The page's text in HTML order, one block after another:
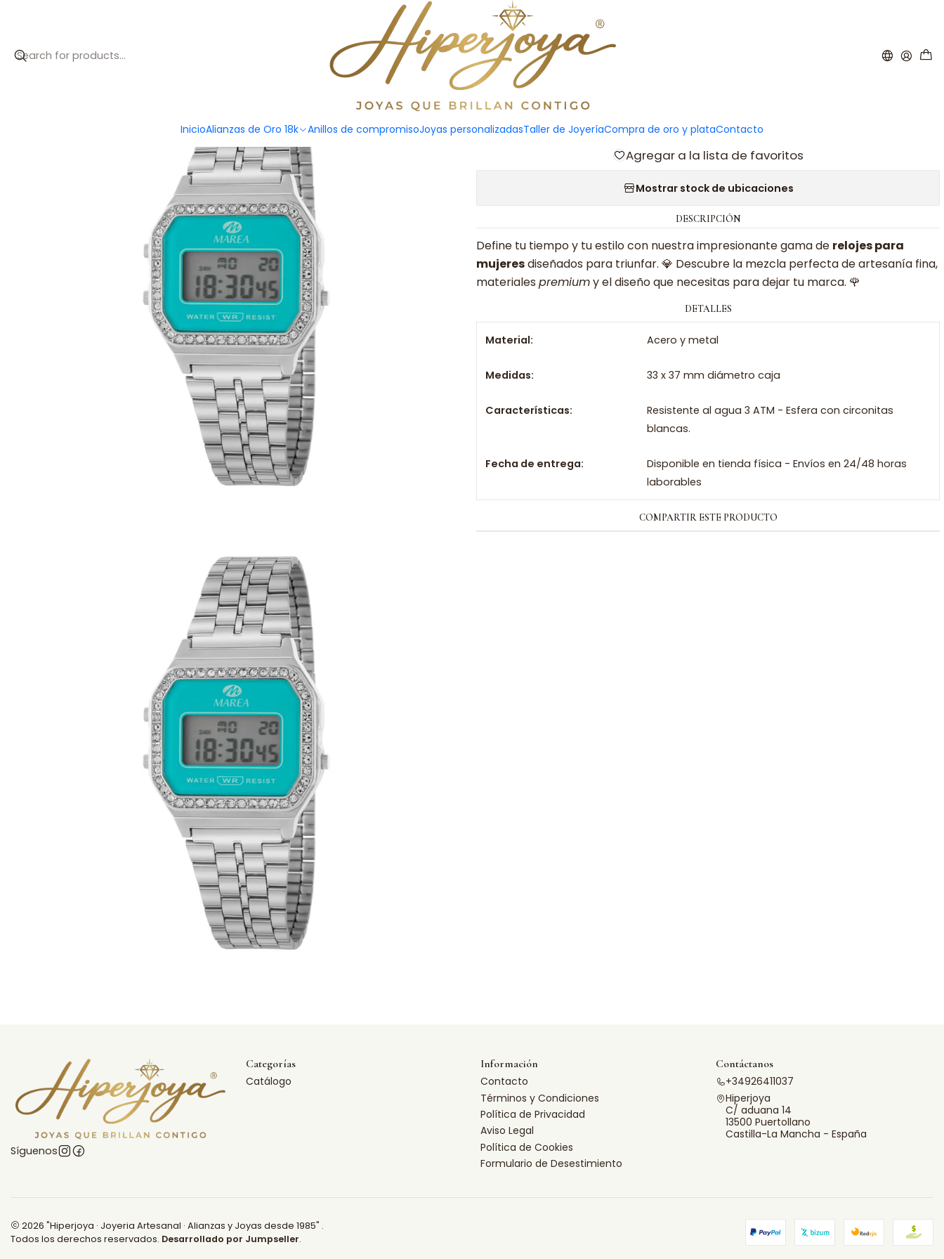
InicioAlianzas de Oro 18k Anillos de compromisoJoyas personalizadasTaller de JoyeríaCompra de oro y plataContacto
Reloj de mujer con esfera verde
Cantidad
Agregar al carro
Agregar a la lista de favoritos
Mostrar stock de ubicaciones
DESCRIPCIÓN
Define tu tiempo y tu estilo con nuestra impresionante gama de relojes para
mujeresdiseñados para triunfar. 💎 Descubre la mezcla perfecta de artesanía fina,
materiales premiumy el diseño que necesitas para dejar tu marca. 🌹
DETALLES
Material: Acero y metal
Medidas: 33 x 37 mm diámetro caja
Características:
Resistente al agua 3 ATM - Esfera con circonitas
blancas.
Fecha de entrega:
Disponible en tienda física - Envíos en 24/48 horas
laborables
COMPARTIR ESTE PRODUCTO
Síguenos
Categorías
Catálogo
Información
Contacto
Términos y Condiciones
Política de Privacidad
Aviso Legal
Política de Cookies
Formulario de Desestimiento
Contáctanos
+34926411037
Hiperjoya
C/ aduana 14
13500 Puertollano
Castilla-La Mancha - España
2026 "Hiperjoya · Joyeria Artesanal · Alianzas y Joyas desde 1985" .
Todos los derechos reservados. Desarrollado por Jumpseller.